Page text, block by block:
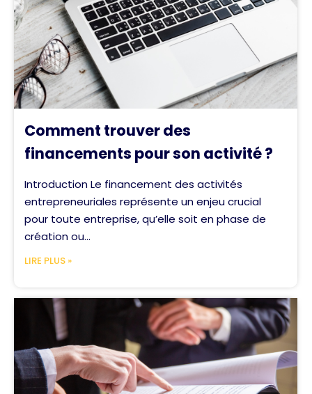
Comment trouver des
financements pour son activité ?
Introduction Le financement des activités
entrepreneuriales représente un enjeu crucial
pour toute entreprise, qu’elle soit en phase de
création ou...
LIRE PLUS »